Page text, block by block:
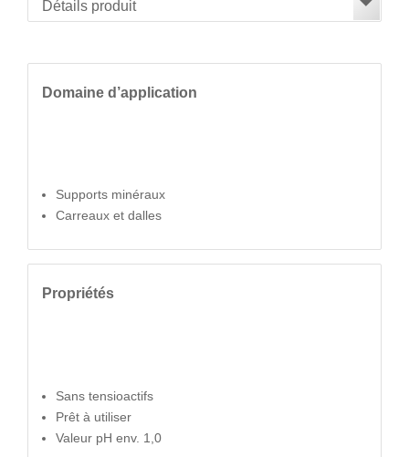
Domaine d’application
Supports minéraux
Carreaux et dalles
Propriétés
Sans tensioactifs
Prêt à utiliser
Valeur pH env. 1,0